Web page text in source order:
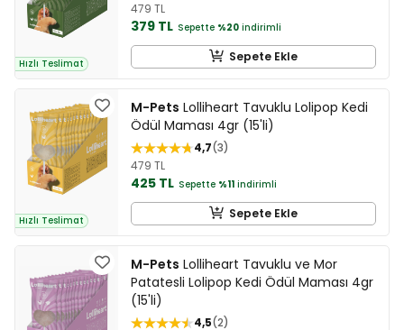
Hızlı Teslimat
479 TL
379 TL Sepette %20 indirimli
Sepete Ekle
Hızlı Teslimat
M-Pets Lolliheart Tavuklu Lolipop Kedi
Ödül Maması 4gr (15'li)
4,7 3
479 TL
425 TL Sepette %11 indirimli
Sepete Ekle
M-Pets Lolliheart Tavuklu ve Mor
Patatesli Lolipop Kedi Ödül Maması 4gr
(15'li)
4,5 2